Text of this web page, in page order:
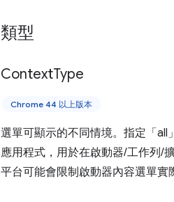
類型
ContextType
Chrome 44 以上版本
選單可顯示的不同情境。指定「
應用程式，用於在啟動器/工作列/
平台可能會限制啟動器內容選單實